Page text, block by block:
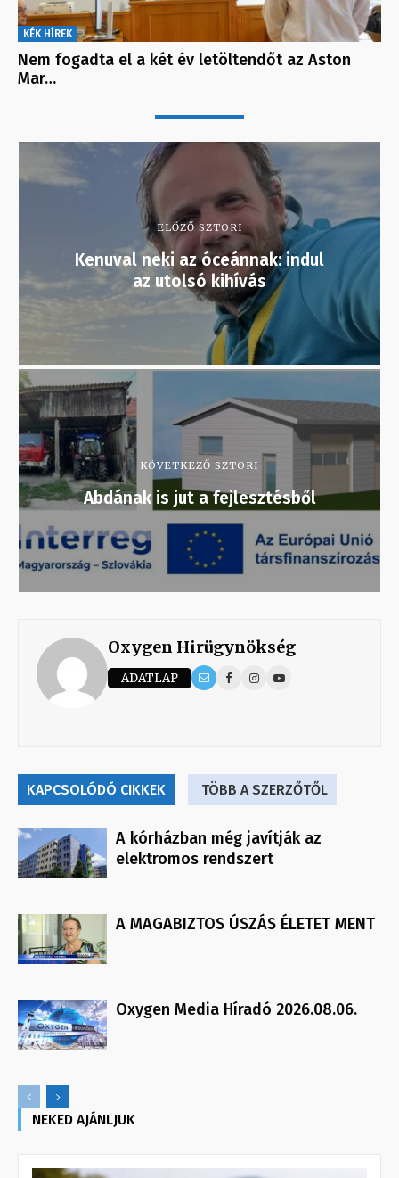
KÉK HÍREK
Nem fogadta el a két év letöltendőt az Aston
Mar…
ELŐZŐ SZTORI
Kenuval neki az óceánnak: indul
az utolsó kihívás
KÖVETKEZŐ SZTORI
Abdának is jut a fejlesztésből
Oxygen Hirügynökség
ADATLAP
KAPCSOLÓDÓ CIKKEK TÖBB A SZERZŐTŐL
A kórházban még javítják az
elektromos rendszert
A MAGABIZTOS ÚSZÁS ÉLETET MENT
Oxygen Media Híradó 2026.08.06.
NEKED AJÁNLJUK